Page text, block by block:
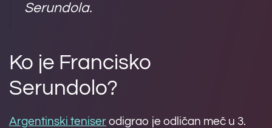
Serundola.
Ko je Francisko
Serundolo?
Argentinski teniser odigrao je odličan meč u 3.